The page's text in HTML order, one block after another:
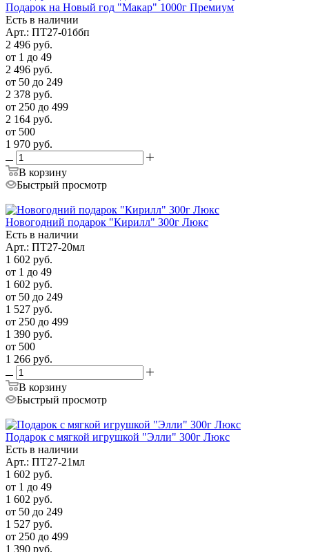
Подарок на Новый год "Макар" 1000г Премиум
Есть в наличии
Арт.: ПТ27-01ббп
2 496 руб.
от 1 до 49
2 496 руб.
от 50 до 249
2 378 руб.
от 250 до 499
2 164 руб.
от 500
1 970 руб.
В корзину
Быстрый просмотр
Новогодний подарок "Кирилл" 300г Люкс
Есть в наличии
Арт.: ПТ27-20мл
1 602 руб.
от 1 до 49
1 602 руб.
от 50 до 249
1 527 руб.
от 250 до 499
1 390 руб.
от 500
1 266 руб.
В корзину
Быстрый просмотр
Подарок с мягкой игрушкой "Элли" 300г Люкс
Есть в наличии
Арт.: ПТ27-21мл
1 602 руб.
от 1 до 49
1 602 руб.
от 50 до 249
1 527 руб.
от 250 до 499
1 390 руб.